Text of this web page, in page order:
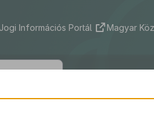
Információs Portál Magyar
22/2017. (VI. 29.)